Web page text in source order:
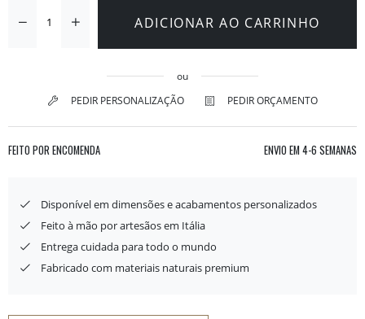
ADICIONAR AO CARRINHO
ou
PEDIR PERSONALIZAÇÃO
PEDIR ORÇAMENTO
FEITO POR ENCOMENDA ENVIO EM 4-6 SEMANAS
Disponível em dimensões e acabamentos personalizados
Feito à mão por artesãos em Itália
Entrega cuidada para todo o mundo
Fabricado com materiais naturais premium